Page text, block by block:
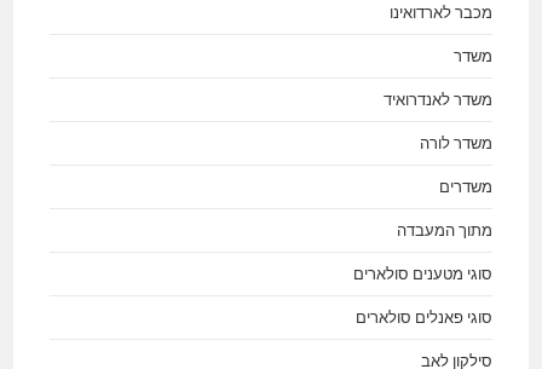
מכבר לארדואינו
משדר
משדר לאנדרואיד
משדר לורה
משדרים
מתוך המעבדה
סוגי מטענים סולארים
סוגי פאנלים סולארים
סילקון לאב